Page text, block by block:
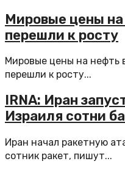
Мировые цены
перешли к росту
Мировые цены на нефть
перешли к росту...
IRNA: Иран
Израиля сотни
Иран начал ракетную
сотник ракет, пишут...